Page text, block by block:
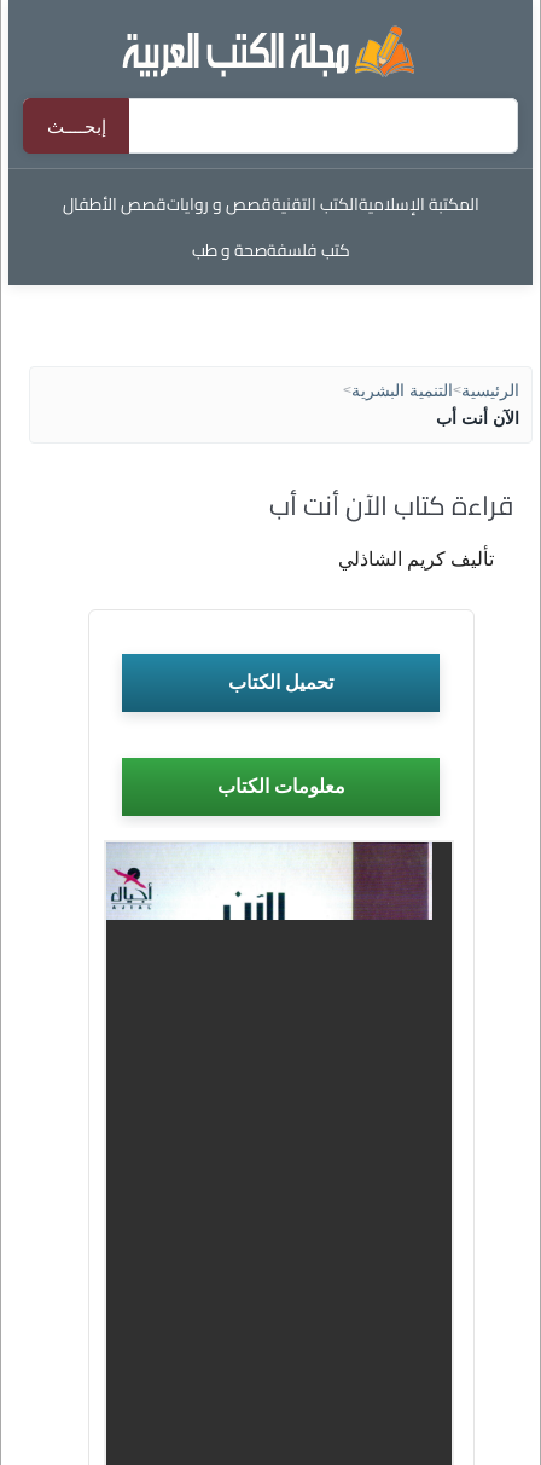
المكتبة الإسلاميةالكتب التقنيةقصص و رواياتقصص الأطفال
كتب فلسفةصحة و طب
الرئيسية> التنمية البشرية>
الآن أنت أب
قراءة كتاب الآن أنت أب
تأليف كريم الشاذلي
تحميل الكتاب
معلومات الكتاب